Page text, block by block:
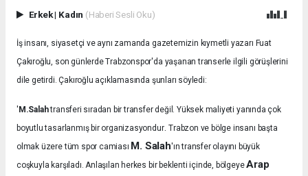
Erkek| Kadın (Haberi Sesli Oku)
İş insanı, siyasetçi ve aynı zamanda gazetemizin kıymetli yazarı Fuat
Çakıroğlu, son günlerde Trabzonspor'da yaşanan transerle ilgili görüşlerini
dile getirdi. Çakıroğlu açıklamasında şunları söyledi:
' M.Salahtransferi sıradan bir transfer değil. Yüksek maliyeti yanında çok
boyutlu tasarlanmış bir organizasyondur.Trabzon ve bölge insanı başta
olmak üzere tüm spor camiası M. Salah'ın transfer olayını büyük
coşkuyla karşıladı.Anlaşılan herkes bir beklenti içinde, bölgeyeArap